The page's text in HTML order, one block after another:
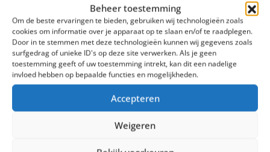
Beheer toestemming
Om de beste ervaringen te bieden, gebruiken wij technologieën zoals
cookies om informatie over je apparaat op te slaan en/of te raadplegen.
Door in te stemmen met deze technologieën kunnen wij gegevens zoals
surfgedrag of unieke ID's op deze site verwerken. Als je geen
toestemming geeft of uw toestemming intrekt, kan dit een nadelige
invloed hebben op bepaalde functies en mogelijkheden.
Accepteren
Weigeren